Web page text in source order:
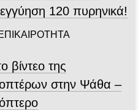
120 πυρηνικά!
βίντεο της
στην Ψάθα –